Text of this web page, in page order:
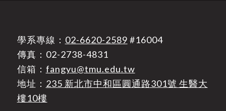
學系專線： 02-6620-2589 #16004
傳真：02-2738-4831
信箱： fangyu@tmu.edu.tw
地址： 235 新北市中和區圓通路301號 生醫大
樓10樓